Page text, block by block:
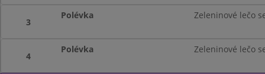
3
Polévka Zeleninové lečo
4
Polévka Zeleninové lečo